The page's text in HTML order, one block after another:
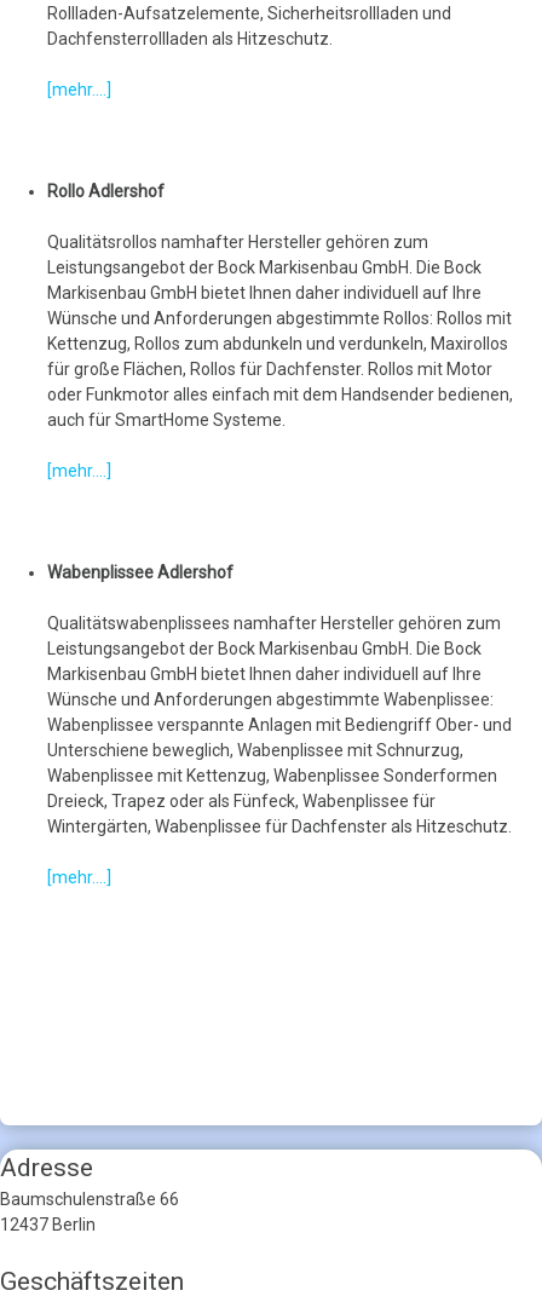
Rollladen-Aufsatzelemente, Sicherheitsrollladen und
Dachfensterrollladen als Hitzeschutz.
[mehr....]
Rollo Adlershof
Qualitätsrollos namhafter Hersteller gehören zum
Leistungsangebot der Bock Markisenbau GmbH. Die Bock
Markisenbau GmbH bietet Ihnen daher individuell auf Ihre
Wünsche und Anforderungen abgestimmte Rollos: Rollos mit
Kettenzug, Rollos zum abdunkeln und verdunkeln, Maxirollos
für große Flächen, Rollos für Dachfenster. Rollos mit Motor
oder Funkmotor alles einfach mit dem Handsender bedienen,
auch für SmartHome Systeme.
[mehr....]
Wabenplissee Adlershof
Qualitätswabenplissees namhafter Hersteller gehören zum
Leistungsangebot der Bock Markisenbau GmbH. Die Bock
Markisenbau GmbH bietet Ihnen daher individuell auf Ihre
Wünsche und Anforderungen abgestimmte Wabenplissee:
Wabenplissee verspannte Anlagen mit Bediengriff Ober- und
Unterschiene beweglich, Wabenplissee mit Schnurzug,
Wabenplissee mit Kettenzug, Wabenplissee Sonderformen
Dreieck, Trapez oder als Fünfeck, Wabenplissee für
Wintergärten, Wabenplissee für Dachfenster als Hitzeschutz.
[mehr....]
Adresse
Baumschulenstraße 66
12437 Berlin
Geschäftszeiten